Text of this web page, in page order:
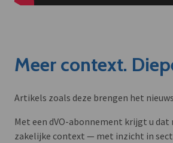
Meer context.
Artikels zoals deze brengen het
Met een dVO-abonnement krijgt u dat
zakelijke context — met inzicht in